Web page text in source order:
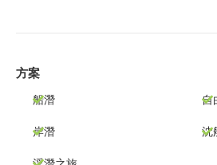
方案
船潛 自
岸潛 沈